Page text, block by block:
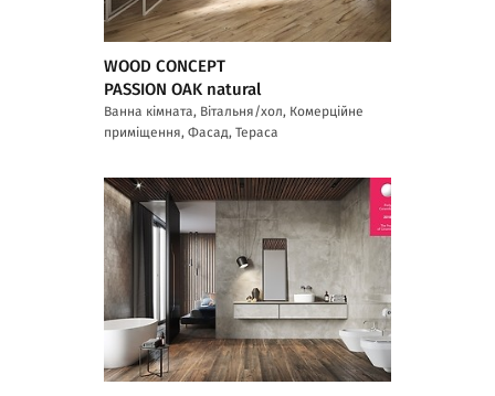
WOOD CONCEPT
PASSION OAK natural
Ванна кімната, Вітальня/хол, Комерційне
приміщення, Фасад, Тераса